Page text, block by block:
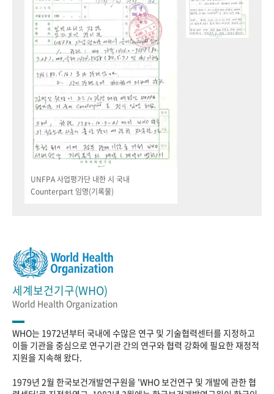
UNFPA 사업평가단 내한 시 국내
Counterpart 임명(기록물)
세계보건기구(WHO)
World Health Organization
WHO는 1972년부터 국내에 수많은 연구 및 기술협력센터를 지정하고
이들 기관을 중심으로 연구기관 간의 연구와 협력 강화에 필요한 재정적
지원을 지속해 왔다.
1979년 2월 한국보건개발연구원을 'WHO 보건연구 및 개발에 관한 협